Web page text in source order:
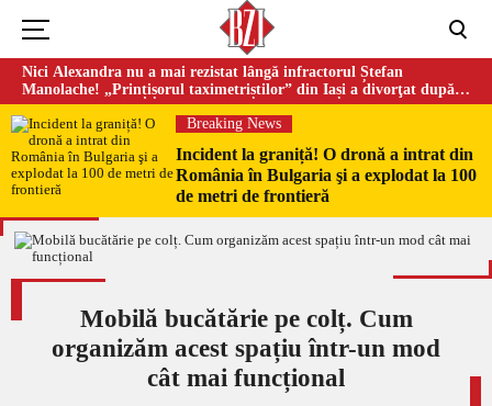
Nici Alexandra nu a mai rezistat lângă infractorul Ștefan
Manolache! „Prințișorul taximetriștilor” din Iași a divorţat după
doi ani de căsnicie
Breaking News
Incident la graniță! O dronă a intrat din
România în Bulgaria şi a explodat la 100
de metri de frontieră
Mobilă bucătărie pe colț. Cum
organizăm acest spațiu într-un mod
cât mai funcțional